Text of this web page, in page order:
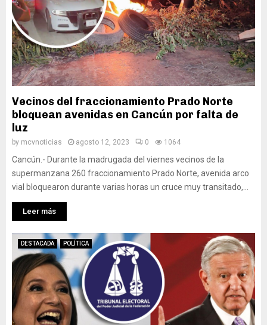
Vecinos del fraccionamiento Prado Norte
bloquean avenidas en Cancún por falta de
luz
by mcvnoticias agosto 12, 2023 0 1064
Cancún.- Durante la madrugada del viernes vecinos de la
supermanzana 260 fraccionamiento Prado Norte, avenida arco
vial bloquearon durante varias horas un cruce muy transitado,...
Leer más
DESTACADA POLÍTICA